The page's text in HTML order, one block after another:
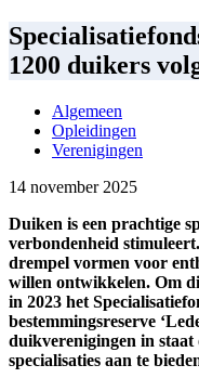
1200 duikers
Algemeen
Opleidingen
Verenigingen
14 november 2025
Duiken is een prachtige
verbondenheid
drempel vormen voor
willen ontwikkelen. Om
in 2023 het
bestemmingsreserve
duikverenigingen in staat
specialisaties aan te